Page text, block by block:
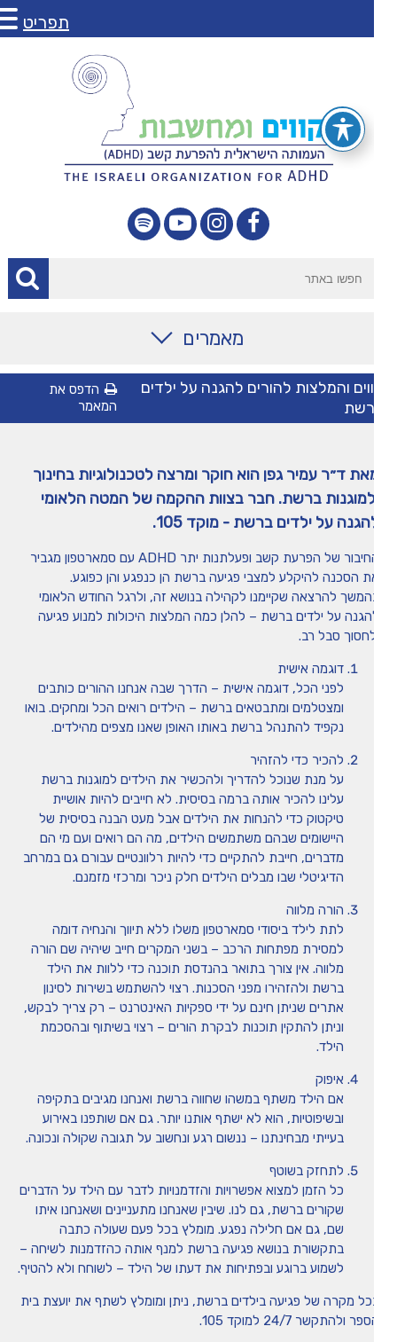
מאמרים
מאמרים
טיפים
משחקים ופעילויות
הכה את המומחה
והמלצות להורים להגנה על ילדים
הדפס את
המאמר
ד״ר עמיר גפן הוא חוקר ומרצה לטכנולוגיות בחינוך
ברשת. חבר בצוות ההקמה של המטה הלאומי
על ילדים ברשת - מוקד 105.
החיבור של הפרעת קשב ופעלתנות יתר ADHD עם סמארטפון מגביר
הסכנה להיקלע למצבי פגיעה ברשת הן כנפגע והן כפוגע.
להרצאה שקיימנו לקהילה בנושא זה, ולרגל החודש הלאומי
על ילדים ברשת – להלן כמה המלצות היכולות למנוע פגיעה
סבל רב.
דוגמה אישית
לפני הכל, דוגמה אישית – הדרך שבה אנחנו ההורים כותבים
ומצטלמים ומתבטאים ברשת – הילדים רואים הכל ומחקים. בואו
נקפיד להתנהל ברשת באותו האופן שאנו מצפים מהילדים.
להכיר כדי להזהיר
על מנת שנוכל להדריך ולהכשיר את הילדים למוגנות ברשת
עלינו להכיר אותה ברמה בסיסית. לא חייבים להיות אושיית
טיקטוק כדי להנחות את הילדים אבל מעט הבנה בסיסית של
היישומים שבהם משתמשים הילדים, מה הם רואים ועם מי הם
מדברים, חייבת להתקיים כדי להיות רלוונטיים עבורם גם במרחב
הדיגיטלי שבו מבלים הילדים חלק ניכר ומרכזי מזמנם.
הורה מלווה
לתת לילד ביסודי סמארטפון משלו ללא תיווך והנחיה דומה
למסירת מפתחות הרכב – בשני המקרים חייב שיהיה שם הורה
מלווה. אין צורך בתואר בהנדסת תוכנה כדי ללוות את הילד
ברשת ולהזהירו מפני הסכנות. רצוי להשתמש בשירות לסינון
אתרים שניתן חינם על ידי ספקיות האינטרנט – רק צריך לבקש,
וניתן להתקין תוכנות לבקרת הורים – רצוי בשיתוף ובהסכמת
הילד.
איפוק
אם הילד משתף במשהו שחווה ברשת ואנחנו מגיבים בתקיפה
ובשיפוטיות, הוא לא ישתף אותנו יותר. גם אם שותפנו באירוע
בעייתי מבחינתנו – ננשום רגע ונחשוב על תגובה שקולה ונכונה.
לתחזק בשוטף
כל הזמן למצוא אפשרויות והזדמנויות לדבר עם הילד על הדברים
שקורים ברשת, גם לנו. שיבין שאנחנו מתעניינים ושאנחנו איתו
שם, גם אם חלילה נפגע. מומלץ בכל פעם שעולה כתבה
בתקשורת בנושא פגיעה ברשת למנף אותה כהזדמנות לשיחה –
לשמוע ברוגע ובפתיחות את דעתו של הילד – לשוחח ולא להטיף.
מקרה של פגיעה בילדים ברשת, ניתן ומומלץ לשתף את יועצת בית
ולהתקשר 24/7 למוקד 105.
תפריט